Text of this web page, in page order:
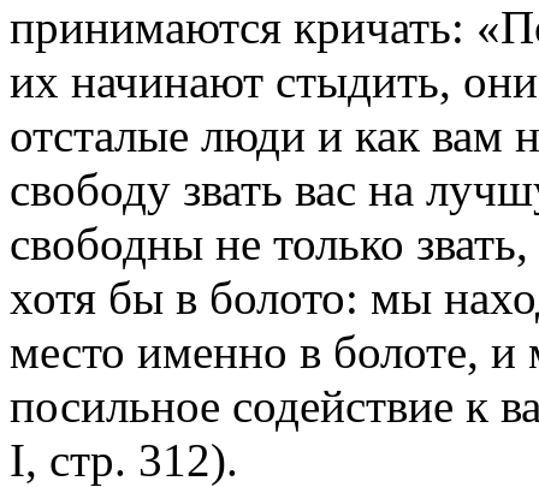
принимаются кричать:
их начинают стыдить,
отсталые люди и как вам
свободу звать вас на
свободны не только
хотя бы в болото: мы
место именно в болоте, и
посильное содействие к
I, стр. 312).